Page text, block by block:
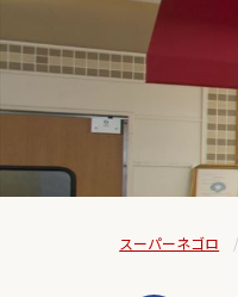
スーパーネゴロ